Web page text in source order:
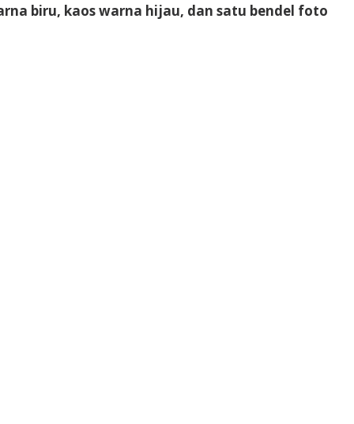
biru, kaos warna hijau, dan satu bendel foto